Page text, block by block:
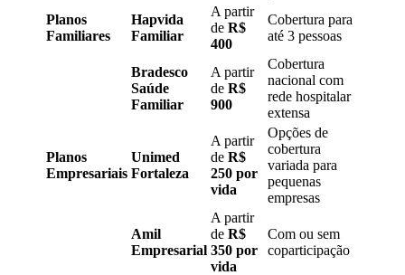
Planos
Familiares
Hapvida
Familiar
A partir
de R$
400
Cobertura para
até 3 pessoas
Bradesco
Saúde
Familiar
A partir
de R$
900
Cobertura
nacional com
rede hospitalar
extensa
Planos
Empresariais
Unimed
Fortaleza
A partir
de R$
250 por
vida
Opções de
cobertura
variada para
pequenas
empresas
Amil
Empresarial
A partir
de R$
350 por
vida
Com ou sem
coparticipação